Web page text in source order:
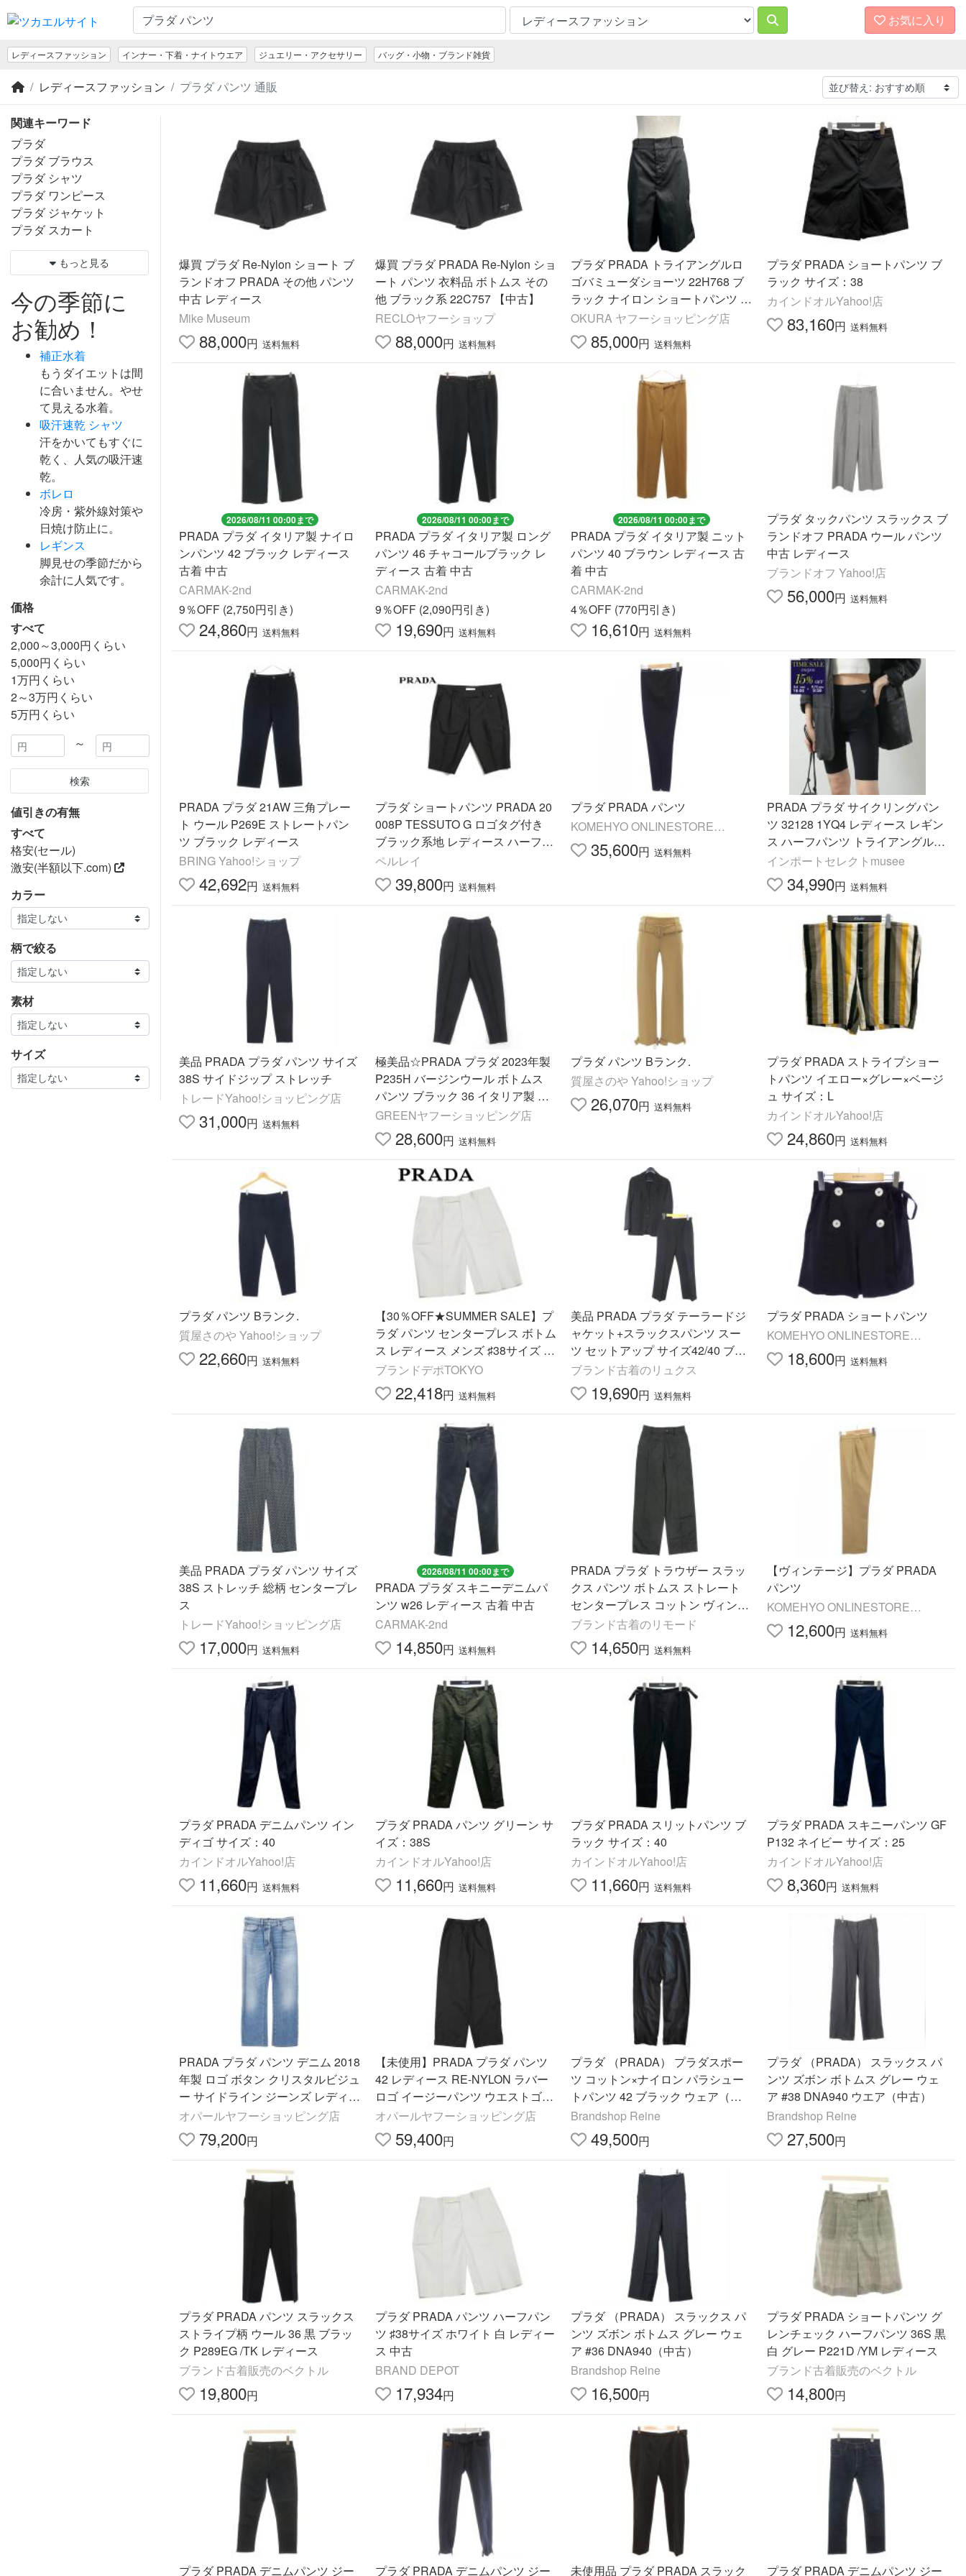
お気に入り
レディースファッション インナー・下着・ナイトウエア ジュエリー・アクセサリー バッグ・小物・ブランド雑貨
レディースファッション プラダ パンツ 通販
関連キーワード
プラダ
プラダ ブラウス
プラダ シャツ
プラダ ワンピース
プラダ ジャケット
プラダ スカート
もっと見る
今の季節に
お勧め！
補正水着
もうダイエットは間
に合いません。やせ
て見える水着。
吸汗速乾 シャツ
汗をかいてもすぐに
乾く、人気の吸汗速
乾。
ボレロ
冷房・紫外線対策や
日焼け防止に。
レギンス
脚見せの季節だから
余計に人気です。
価格
すべて
2,000～3,000円くらい
5,000円くらい
1万円くらい
2～3万円くらい
5万円くらい
～
検索
値引きの有無
すべて
格安(セール)
激安(半額以下.com)
カラー
柄で絞る
素材
サイズ
爆買 プラダ Re-Nylon ショート ブ
ランドオフ PRADA その他 パンツ
中古 レディース
Mike Museum
88,000円 送料無料
爆買 プラダ PRADA Re-Nylon ショ
ート パンツ 衣料品 ボトムス その
他 ブラック系 22C757 【中古】
RECLOヤフーショップ
88,000円 送料無料
プラダ PRADA トライアングルロ
ゴバミューダショーツ 22H768 ブ
ラック ナイロン ショートパンツ レ
ディース 中古
OKURA ヤフーショッピング店
85,000円 送料無料
プラダ PRADA ショートパンツ ブ
ラック サイズ：38
カインドオルYahoo!店
83,160円 送料無料
2026/08/11 00:00まで
PRADA プラダ イタリア製 ナイロ
ンパンツ 42 ブラック レディース
古着 中古
CARMAK-2nd
9％OFF (2,750円引き)
24,860円 送料無料
2026/08/11 00:00まで
PRADA プラダ イタリア製 ロング
パンツ 46 チャコールブラック レ
ディース 古着 中古
CARMAK-2nd
9％OFF (2,090円引き)
19,690円 送料無料
2026/08/11 00:00まで
PRADA プラダ イタリア製 ニット
パンツ 40 ブラウン レディース 古
着 中古
CARMAK-2nd
4％OFF (770円引き)
16,610円 送料無料
プラダ タックパンツ スラックス ブ
ランドオフ PRADA ウール パンツ
中古 レディース
ブランドオフ Yahoo!店
56,000円 送料無料
PRADA プラダ 21AW 三角プレー
ト ウール P269E ストレートパン
ツ ブラック レディース
BRING Yahoo!ショップ
42,692円 送料無料
プラダ ショートパンツ PRADA 20
008P TESSUTO G ロゴタグ付き
ブラック系地 レディース ハーフパ
ンツ
ペルレイ
39,800円 送料無料
プラダ PRADA パンツ
KOMEHYO ONLINESTORE
Yahoo!店
35,600円 送料無料
PRADA プラダ サイクリングパン
ツ 32128 1YQ4 レディース レギン
ス ハーフパンツ トライアングルメ
タル ロゴ ストレッチ ジャージー 3
21281YQ4F0002
インポートセレクトmusee
34,990円 送料無料
美品 PRADA プラダ パンツ サイズ
38S サイドジップ ストレッチ
トレードYahoo!ショッピング店
31,000円 送料無料
極美品☆PRADA プラダ 2023年製
P235H バージンウール ボトムス
パンツ ブラック 36 イタリア製 正
規品 レディース
GREENヤフーショッピング店
28,600円 送料無料
プラダ パンツ Bランク.
質屋さのや Yahoo!ショップ
26,070円 送料無料
プラダ PRADA ストライプショー
トパンツ イエロー×グレー×ベージ
ュ サイズ：L
カインドオルYahoo!店
24,860円 送料無料
プラダ パンツ Bランク.
質屋さのや Yahoo!ショップ
22,660円 送料無料
【30％OFF★SUMMER SALE】プ
ラダ パンツ センタープレス ボトム
ス レディース メンズ ♯38サイズ ハ
ーフパンツ PRADA 中古
ブランドデポTOKYO
22,418円 送料無料
美品 PRADA プラダ テーラードジ
ャケット+スラックスパンツ スー
ツ セットアップ サイズ42/40 ブラ
ック レディース 古着 中古
ブランド古着のリュクス
19,690円 送料無料
プラダ PRADA ショートパンツ
KOMEHYO ONLINESTORE
Yahoo!店
18,600円 送料無料
美品 PRADA プラダ パンツ サイズ
38S ストレッチ 総柄 センタープレ
ス
トレードYahoo!ショッピング店
17,000円 送料無料
2026/08/11 00:00まで
PRADA プラダ スキニーデニムパ
ンツ w26 レディース 古着 中古
CARMAK-2nd
14,850円 送料無料
PRADA プラダ トラウザー スラッ
クス パンツ ボトムス ストレート
センタープレス コットン ヴィンテ
ージ サイズ40 グレー レディース
古着 中古
ブランド古着のリモード
14,650円 送料無料
【ヴィンテージ】プラダ PRADA
パンツ
KOMEHYO ONLINESTORE
Yahoo!店
12,600円 送料無料
プラダ PRADA デニムパンツ イン
ディゴ サイズ：40
カインドオルYahoo!店
11,660円 送料無料
プラダ PRADA パンツ グリーン サ
イズ：38S
カインドオルYahoo!店
11,660円 送料無料
プラダ PRADA スリットパンツ ブ
ラック サイズ：40
カインドオルYahoo!店
11,660円 送料無料
プラダ PRADA スキニーパンツ GF
P132 ネイビー サイズ：25
カインドオルYahoo!店
8,360円 送料無料
PRADA プラダ パンツ デニム 2018
年製 ロゴ ボタン クリスタルビジュ
ー サイドライン ジーンズ レディー
ス 24 S ユーズドインディゴ 伊製
オパールヤフーショッピング店
79,200円
【未使用】PRADA プラダ パンツ
42 レディース RE-NYLON ラバー
ロゴ イージーパンツ ウエストゴム
ボトムス 付属有 黒 イタリア製【中
古】
オパールヤフーショッピング店
59,400円
プラダ （PRADA） プラダスポー
ツ コットン×ナイロン パラシュー
トパンツ 42 ブラック ウェア（中
古）
Brandshop Reine
49,500円
プラダ （PRADA） スラックス パ
ンツ ズボン ボトムス グレー ウェ
ア #38 DNA940 ウエア（中古）
Brandshop Reine
27,500円
プラダ PRADA パンツ スラックス
ストライプ柄 ウール 36 黒 ブラッ
ク P289EG /TK レディース
ブランド古着販売のベクトル
19,800円
プラダ PRADA パンツ ハーフパン
ツ ♯38サイズ ホワイト 白 レディー
ス 中古
BRAND DEPOT
17,934円
プラダ （PRADA） スラックス パ
ンツ ズボン ボトムス グレー ウェ
ア #36 DNA940（中古）
Brandshop Reine
16,500円
プラダ PRADA ショートパンツ グ
レンチェック ハーフパンツ 36S 黒
白 グレー P221D /YM レディース
ブランド古着販売のベクトル
14,800円
プラダ PRADA デニムパンツ ジー プラダ PRADA デニムパンツ ジー 未使用品 プラダ PRADA スラック プラダ PRADA デニムパンツ ジー